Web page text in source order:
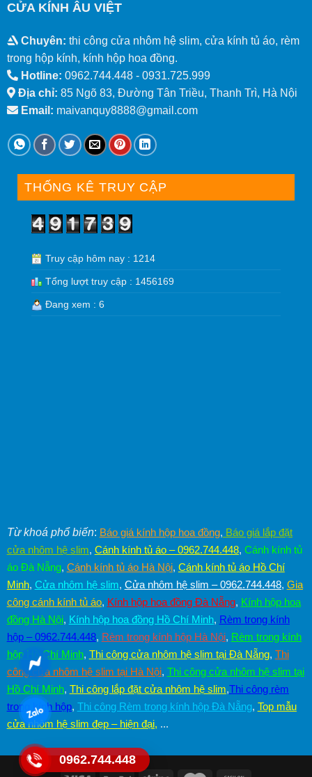
CỬA KÍNH ÂU VIỆT
Chuyên: thi công cửa nhôm hệ slim, cửa kính tủ áo, rèm
trong hộp kính, kính hộp hoa đồng.
Hotline: 0962.744.448 - 0931.725.999
Địa chỉ: 85 Ngõ 83, Đường Tân Triều, Thanh Trì, Hà Nội
Email: maivanquy8888@gmail.com
THỐNG KÊ TRUY CẬP
Truy cập hôm nay : 1214
Tổng lượt truy cập : 1456169
Đang xem : 6
Từ khoá phổ biến: Báo giá kính hộp hoa đồng, Báo giá lắp đặt
cửa nhôm hệ slim, Cánh kính tủ áo – 0962.744.448, Cánh kính tủ
áo Đà Nẵng, Cánh kính tủ áo Hà Nội, Cánh kính tủ áo Hồ Chí
Minh, Cửa nhôm hệ slim, Cửa nhôm hệ slim – 0962.744.448, Gia
công cánh kính tủ áo, Kính hộp hoa đồng Đà Nẵng, Kính hộp hoa
đồng Hà Nội, Kính hộp hoa đồng Hồ Chí Minh, Rèm trong kính
hộp – 0962.744.448, Rèm trong kính hộp Hà Nội, Rèm trong kính
hộp Hồ Chí Minh, Thi công cửa nhôm hệ slim tại Đà Nẵng, Thi
công cửa nhôm hệ slim tại Hà Nội, Thi công cửa nhôm hệ slim tại
Hồ Chí Minh, Thi công lắp đặt cửa nhôm hệ slim,Thi công rèm
trong kính hộp, Thi công Rèm trong kính hộp Đà Nẵng, Top mẫu
cửa nhôm hệ slim đẹp – hiện đại, ...
0962.744.448